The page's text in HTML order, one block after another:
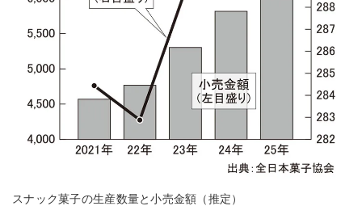
スナック菓子の生産数量と小売金額（推定）